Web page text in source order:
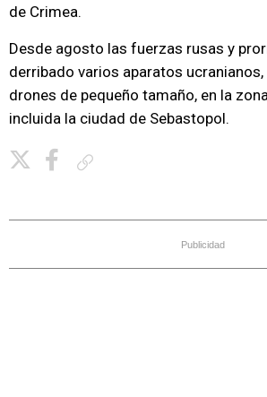
de Crimea.
Desde agosto las fuerzas rusas y
derribado varios aparatos
drones de pequeño tamaño, en la
incluida la ciudad de Sebastopol.
Publicidad